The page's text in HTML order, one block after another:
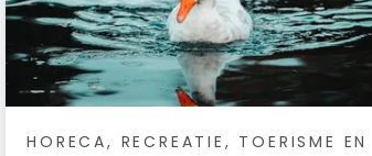
HORECA, RECREATIE, TOERISME EN